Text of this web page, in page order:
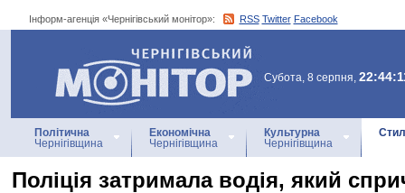
Інформ-агенція «Чернігівський монітор»: RSS Twitter Facebook
Інформ-агенція
«Чернігівський монітор»
Субота, 8 серпня,
Політична
Чернігівщина
Економічна
Чернігівщина
Культурна
Чернігівщина
Поліція затримала водія, який